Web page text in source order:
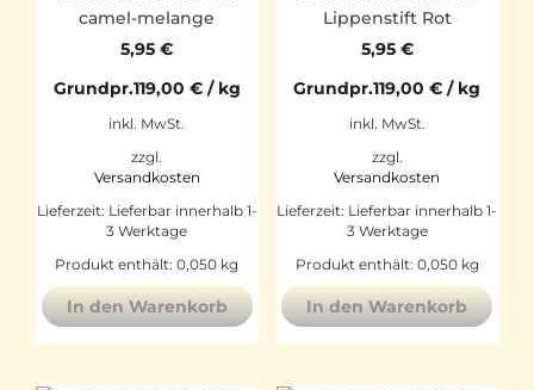
camel-melange
5,95€
Grundpr.119,00 €/ kg
inkl. MwSt.
zzgl.
Versandkosten
Lieferzeit: Lieferbar innerhalb 1-
3 Werktage
Produkt enthält: 0,050 kg
In den Warenkorb
Lippenstift Rot
5,95 €
Grundpr.119,00€ / kg
inkl. MwSt.
zzgl.
Versandkosten
Lieferzeit: Lieferbar innerhalb 1-
3 Werktage
Produkt enthält: 0,050 kg
In den Warenkorb